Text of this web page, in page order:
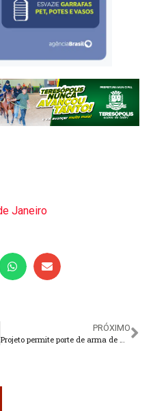
Janeiro
PRÓXIMO
Projeto permite porte de arma de maior calibre por vigilantes em área rural